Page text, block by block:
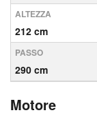
ALTEZZA
212 cm
PASSO
290 cm
Motore